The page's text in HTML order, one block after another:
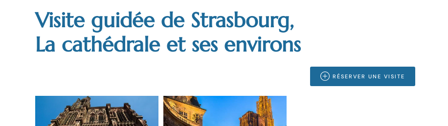
Visite guidée de Strasbourg,
La cathédrale et ses environs
RÉSERVER UNE VISITE